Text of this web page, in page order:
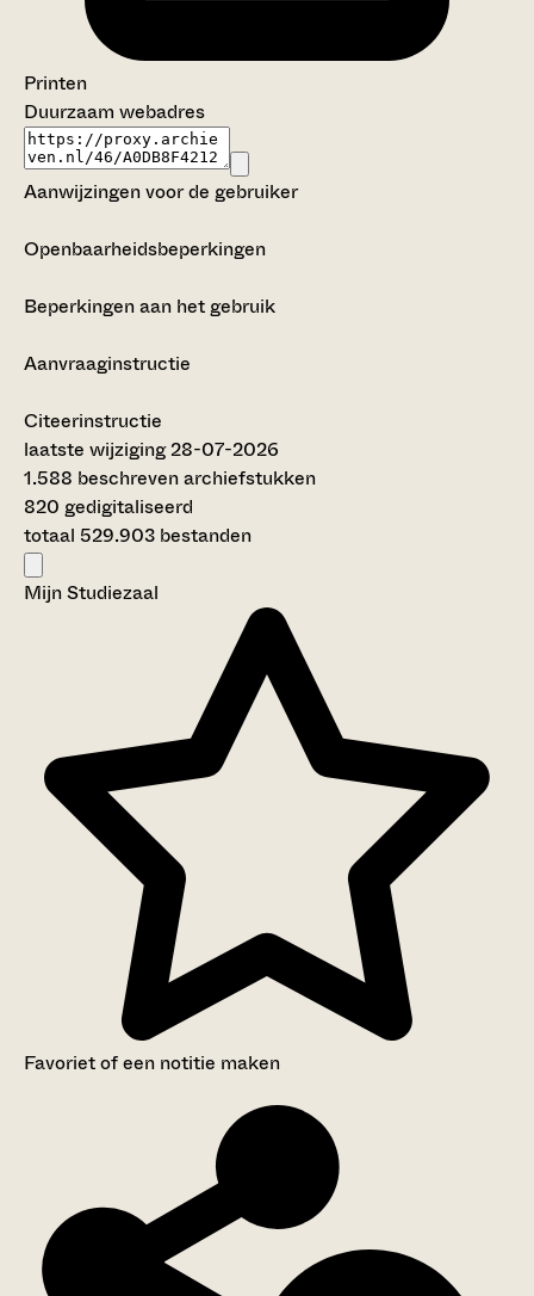
Printen
Duurzaam webadres
Aanwijzingen voor de gebruiker
Openbaarheidsbeperkingen
Beperkingen aan het gebruik
Aanvraaginstructie
Citeerinstructie
laatste wijziging 28-07-2026
1.588 beschreven archiefstukken
820 gedigitaliseerd
totaal 529.903 bestanden
Mijn Studiezaal
Favoriet of een notitie maken